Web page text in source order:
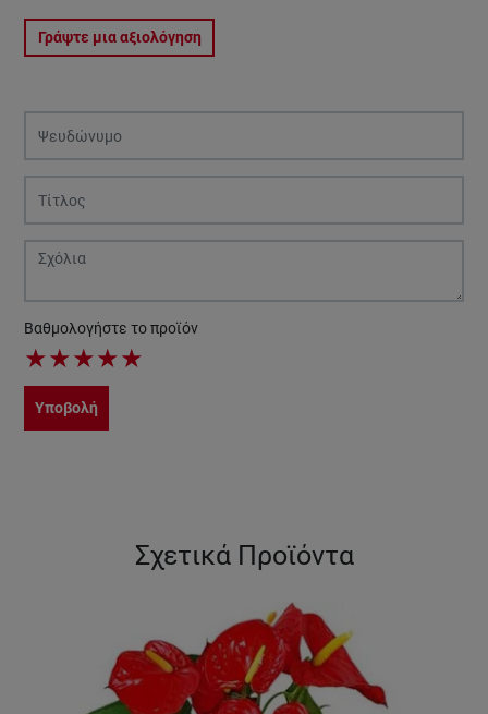
Γράψτε μια αξιολόγηση
Βαθμολογήστε το προϊόν
★★★★★
Υποβολή
Σχετικά Προϊόντα